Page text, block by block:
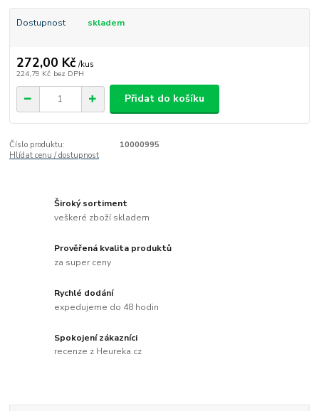
Dostupnost skladem
272,00 Kč /kus
224,79 Kč bez DPH
Přidat do košíku
Číslo produktu:
10000995
Hlídat cenu / dostupnost
Široký sortiment
veškeré zboží skladem
Prověřená kvalita produktů
za super ceny
Rychlé dodání
expedujeme do 48 hodin
Spokojení zákazníci
recenze z Heureka.cz